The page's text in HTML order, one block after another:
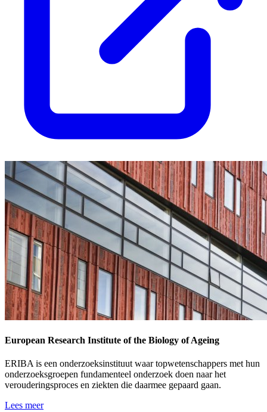
European Research Institute of the Biology of Ageing
ERIBA is een onderzoeksinstituut waar topwetenschappers met hun
onderzoeksgroepen fundamenteel onderzoek doen naar het
verouderingsproces en ziekten die daarmee gepaard gaan.
Lees meer